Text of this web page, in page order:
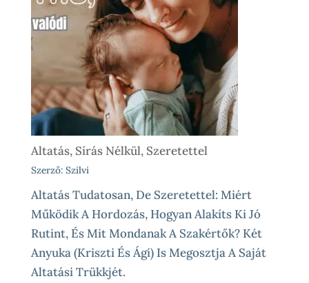
Altatás, Sírás Nélkül, Szeretettel
Szerző: Szilvi
Altatás Tudatosan, De Szeretettel: Miért
Működik A Hordozás, Hogyan Alakíts Ki Jó
Rutint, És Mit Mondanak A Szakértők? Két
Anyuka (Kriszti És Ági) Is Megosztja A Saját
Altatási Trükkjét.